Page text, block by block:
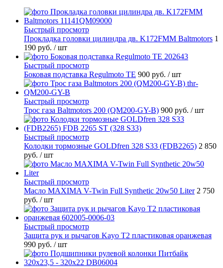
Быстрый просмотр
Прокладка головки цилиндра дв. K172FMM Baltmotors 1
190 руб. / шт
Быстрый просмотр
Боковая подставка Regulmoto TE 900 руб. / шт
Быстрый просмотр
Трос газа Baltmotors 200 (QM200-GY-B) 900 руб. / шт
Быстрый просмотр
Колодки тормозные GOLDfren 328 S33 (FDB2265) 2 850
руб. / шт
Быстрый просмотр
Масло MAXIMA V-Twin Full Synthetic 20w50 Liter 2 750
руб. / шт
Быстрый просмотр
Защита рук и рычагов Kayo T2 пластиковая оранжевая
990 руб. / шт